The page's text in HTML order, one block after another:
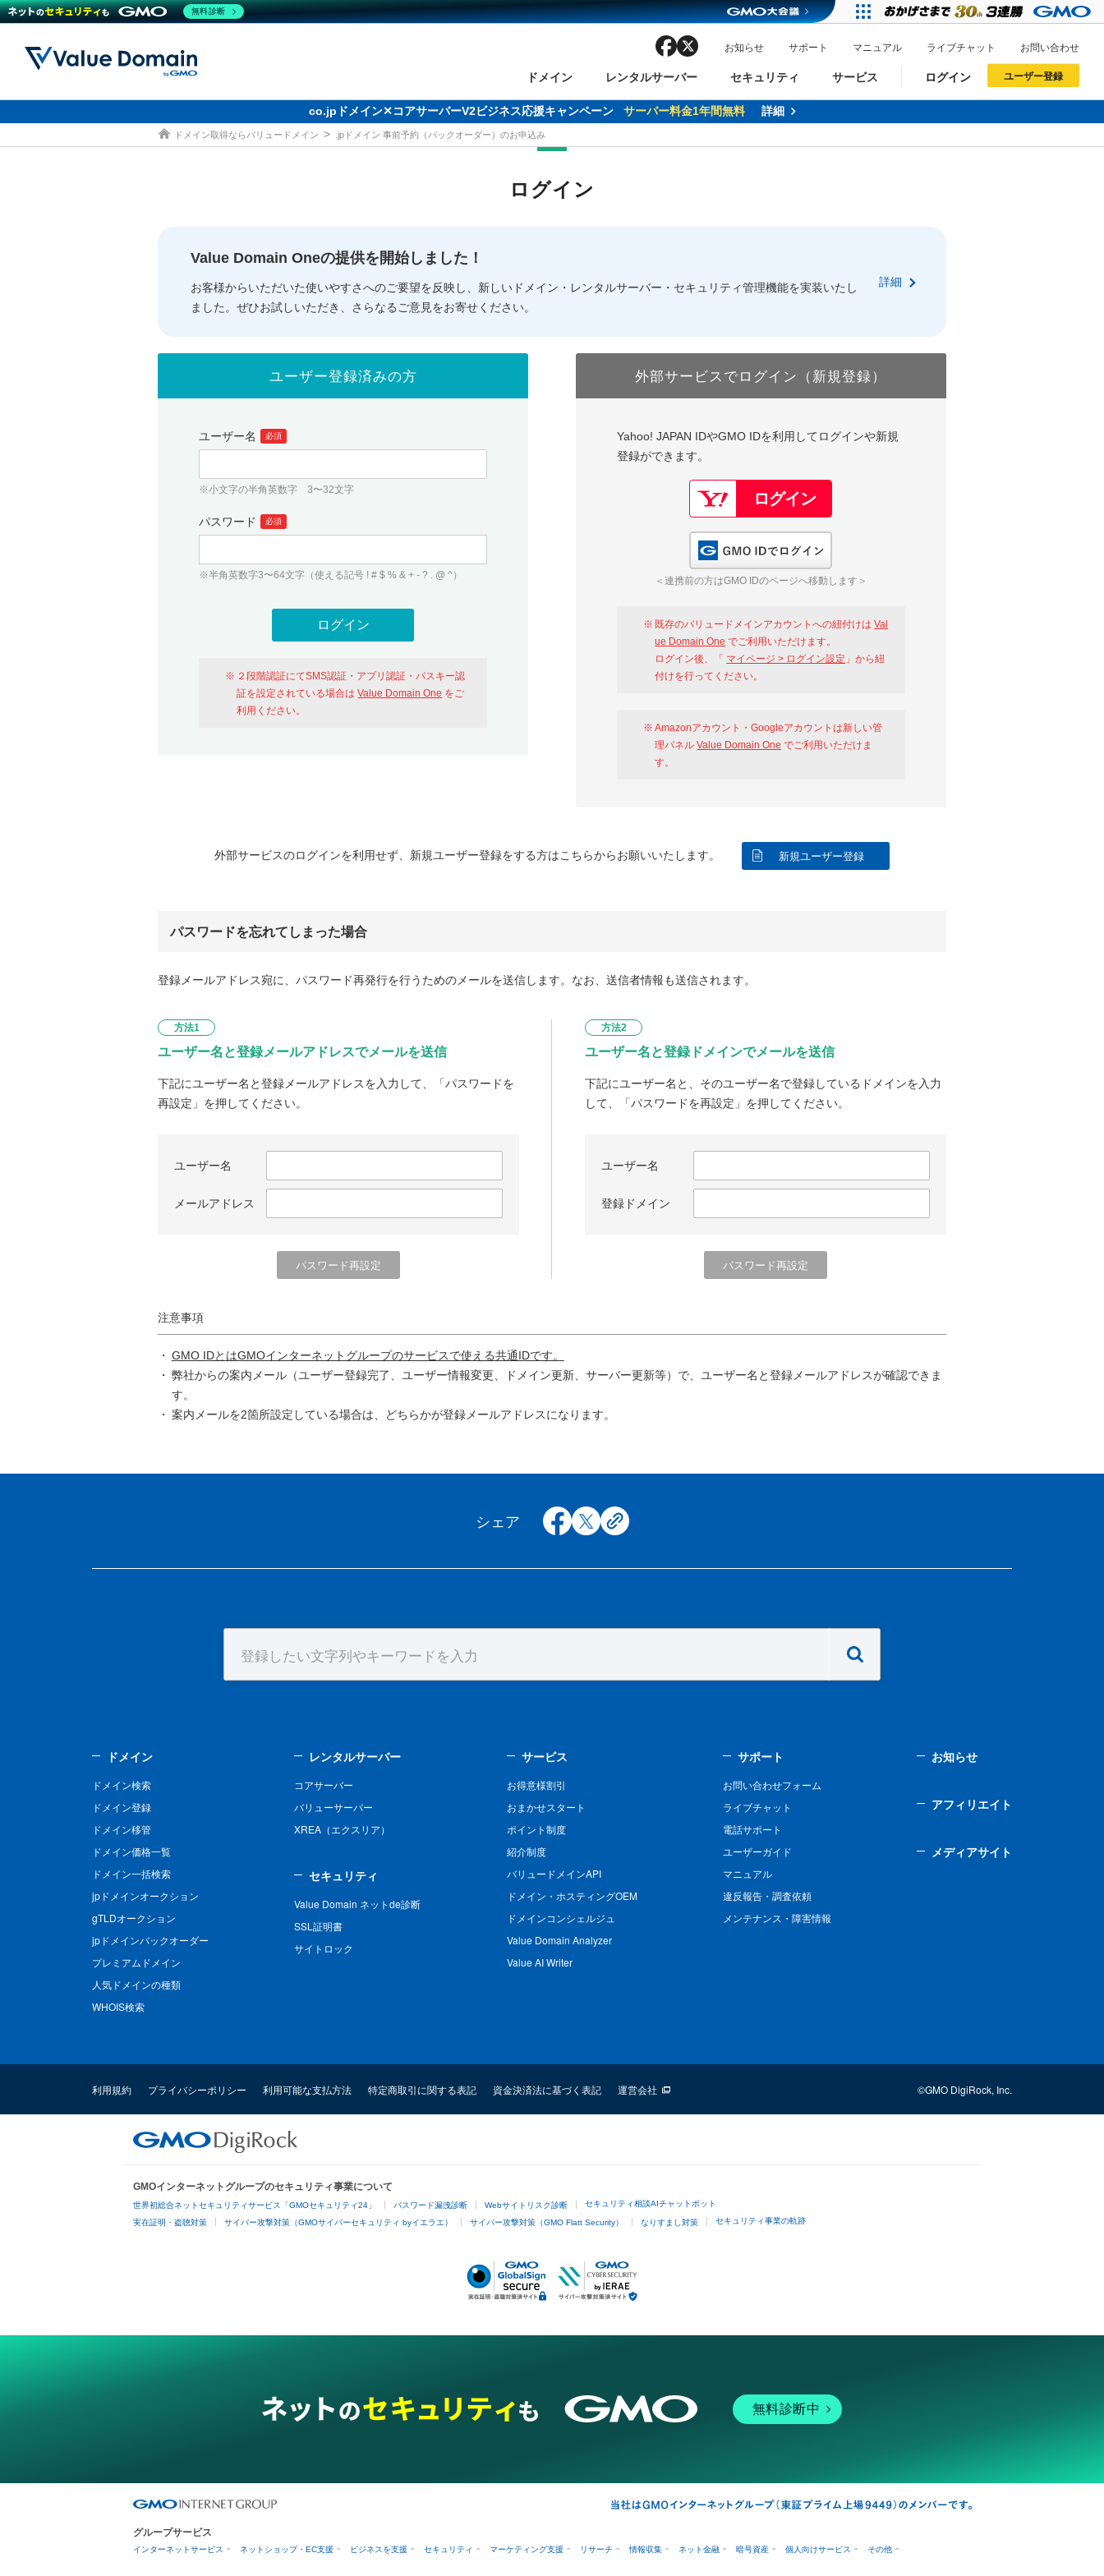
ドメイン
ドメイン ドメイン検索
ドメイン一括検索
人気ドメインの種類 WHOIS検索
レンタルサーバー
レンタルサーバー コアサーバー
セキュリティ
セキュリティ Value Domain ネットde診断
サービス
サービス お得意様割引
バリュードメインAPI
facebook お知らせ サポート マニュアル ライブチャット お問い合わせ
ログイン
従来のバリュードメインをご利用希望の方 おすすめ One レンタルサーバーを含む最新の機能を使う方
以下でもログイン可能
ユーザー登録
従来のバリュードメインをご利用希望の方 おすすめ One レンタルサーバーを含む最新の機能を使う方
以下でも登録可能
co.jpドメイン✕コアサーバーV2ビジネス応援キャンペーン サーバー料金1年間無料 詳細
ドメイン取得ならバリュードメイン .jpドメイン 事前予約（バックオーダー）のお申込み
ログイン
Value Domain Oneの提供を開始しました！
お客様からいただいた使いやすさへのご要望を反映し、新しいドメイン・レンタルサーバー・セキュリティ管理機能を実装いたし
ました。ぜひお試しいただき、さらなるご意見をお寄せください。
詳細
ユーザー登録済みの方
ユーザー名 必須
※小文字の半角英数字 3〜32文字
パスワード 必須
※半角英数字3〜64文字（使える記号 ! # $ % & + - ? . @ ^）
２段階認証にてSMS認証・アプリ認証・パスキー認
証を設定されている場合はValue Domain One をご
利用ください。
外部サービスでログイン（新規登録）
Yahoo! JAPAN IDやGMO IDを利用してログインや新規
登録ができます。
＜連携前の方はGMO IDのページへ移動します＞
既存のバリュードメインアカウントへの紐付けはVal
ue Domain One でご利用いただけます。
ログイン後、「 マイページ > ログイン設定 」から紐
付けを行ってください。
Amazonアカウント・Googleアカウントは新しい管
理パネルValue Domain One でご利用いただけま
す。
外部サービスのログインを利用せず、新規ユーザー登録をする方はこちらからお願いいたします。 新規ユーザー登録
パスワードを忘れてしまった場合
登録メールアドレス宛に、パスワード再発行を行うためのメールを送信します。なお、送信者情報も送信されます。
方法1
ユーザー名と登録メールアドレスでメールを送信
下記にユーザー名と登録メールアドレスを入力して、「パスワードを
再設定」を押してください。
ユーザー名
メールアドレス
方法2
ユーザー名と登録ドメインでメールを送信
下記にユーザー名と、そのユーザー名で登録しているドメインを入力
して、「パスワードを再設定」を押してください。
ユーザー名
登録ドメイン
注意事項
GMO IDとはGMOインターネットグループのサービスで使える共通IDです。
弊社からの案内メール（ユーザー登録完了、ユーザー情報変更、ドメイン更新、サーバー更新等）で、ユーザー名と登録メールアドレスが確認できま
す。
案内メールを2箇所設定している場合は、どちらかが登録メールアドレスになります。
シェア facebook
x copy
ドメイン
ドメイン検索
ドメイン登録
ドメイン移管
ドメイン価格一覧
ドメイン一括検索
jpドメインオークション
gTLDオークション
jpドメインバックオーダー
プレミアムドメイン
人気ドメインの種類
WHOIS検索
レンタルサーバー
コアサーバー
バリューサーバー
XREA（エクスリア）
セキュリティ
Value Domain ネットde診断
SSL証明書
サイトロック
サービス
お得意様割引
おまかせスタート
ポイント制度
紹介制度
バリュードメインAPI
ドメイン・ホスティングOEM
ドメインコンシェルジュ
Value Domain Analyzer
Value AI Writer
サポート
お問い合わせフォーム
ライブチャット
電話サポート
ユーザーガイド
マニュアル
違反報告・調査依頼
メンテナンス・障害情報
お知らせ
アフィリエイト
メディアサイト
利用規約 プライバシーポリシー 利用可能な支払方法 特定商取引に関する表記 資金決済法に基づく表記 運営会社 ©GMO DigiRock, Inc.
GMOインターネットグループのセキュリティ事業について
世界初総合ネットセキュリティサービス「GMOセキュリティ24」 パスワード漏洩診断 Webサイトリスク診断 セキュリティ相談AIチャットボット
実在証明・盗聴対策 サイバー攻撃対策（GMOサイバーセキュリティ byイエラエ） サイバー攻撃対策（GMO Flatt Security） なりすまし対策 セキュリティ事業の軌跡
無料診断中
グループサービス
インターネットサービス ネットショップ・EC支援 ビジネスを支援 セキュリティ マーケティング支援 リサーチ 情報収集 ネット金融 暗号資産 個人向けサービス その他
無料診断